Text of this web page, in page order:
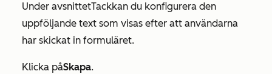
Under avsnittetTackkan du konfigurera den
uppföljande text som visas efter att användarna
har skickat in formuläret.
Klicka påSkapa.